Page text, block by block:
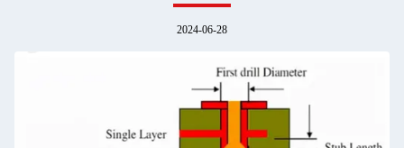
2024-06-28